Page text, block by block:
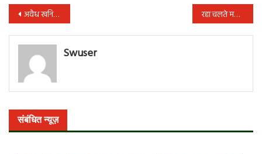
पोस्ट
नेविगेशन
अवैध खनिज परिवहन कर रहे 04 वाहनों को किया गया जब्त रहा चलते महिला से लूट…
Swuser
संबंधित न्यूज़